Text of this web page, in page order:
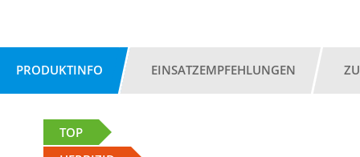
PRODUKTINFO EINSATZEMPFEHLUNGEN
TOP